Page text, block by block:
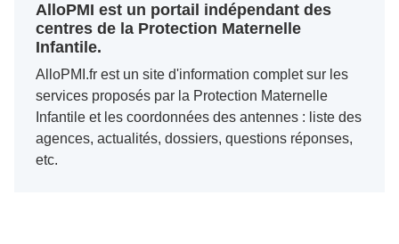
AlloPMI est un portail indépendant des
centres de la Protection Maternelle
Infantile.
AlloPMI.fr est un site d'information complet sur les
services proposés par la Protection Maternelle
Infantile et les coordonnées des antennes : liste des
agences, actualités, dossiers, questions réponses,
etc.